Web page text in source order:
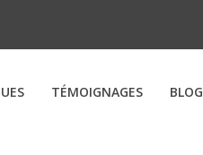
TÉMOIGNAGES BLOG